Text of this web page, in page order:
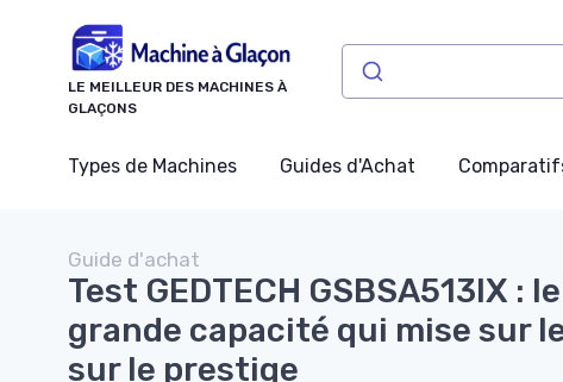
LE MEILLEUR DES MACHINES À
GLAÇONS
Types de Machines Guides d'Achat
Guide d'achat
Test GEDTECH GSBSA513IX :
grande capacité qui mise sur
sur le prestige